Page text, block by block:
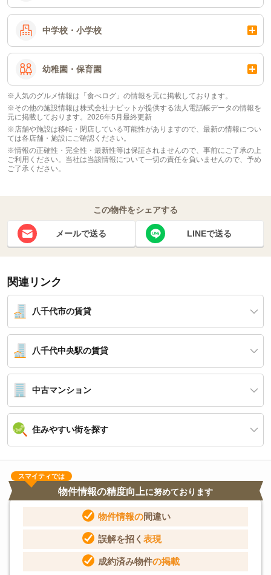
中学校・小学校
幼稚園・保育園
※人気のグルメ情報は「食べログ」の情報を元に掲載しております。
※その他の施設情報は株式会社ナビットが提供する法人電話帳データの情報を
元に掲載しております。2026年5月最終更新
※店舗や施設は移転・閉店している可能性がありますので、最新の情報につい
ては各店舗・施設にご確認ください。
※情報の正確性・完全性・最新性等は保証されませんので、事前にご了承の上
ご利用ください。当社は当該情報について一切の責任を負いませんので、予め
ご了承ください。
この物件をシェアする
メールで送る LINEで送る
関連リンク
八千代市の賃貸
八千代中央駅の賃貸
中古マンション
住みやすい街を探す
スマイティでは
物件情報の精度向上に努めております
物件情報の間違い
誤解を招く 表現
成約済み物件の掲載